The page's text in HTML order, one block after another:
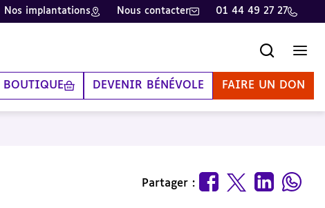
Nos implantations Nous contacter 01 44 49 27 27
BOUTIQUE DEVENIR BÉNÉVOLE FAIRE UN DON
Partager :